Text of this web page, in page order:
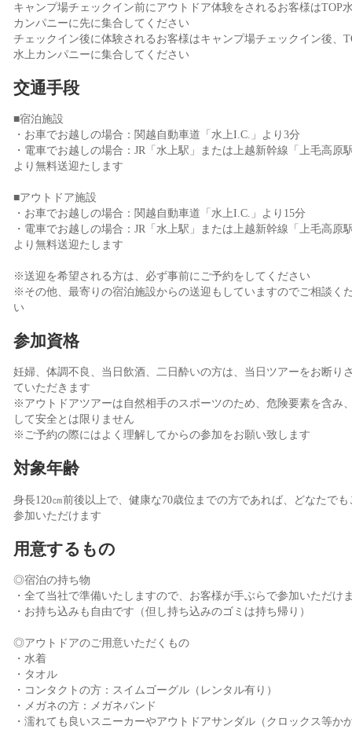
キャンプ場チェックイン前にアウトドア体験をされるお客様はTOP
カンパニーに先に集合してください
チェックイン後に体験されるお客様はキャンプ場チェックイン後、
水上カンパニーに集合してください
交通手段
■宿泊施設
・お車でお越しの場合：関越自動車道「水上I.C.」より3分
・電車でお越しの場合：JR「水上駅」または上越新幹線「上毛高原
より無料送迎たします
■アウトドア施設
・お車でお越しの場合：関越自動車道「水上I.C.」より15分
・電車でお越しの場合：JR「水上駅」または上越新幹線「上毛高原
より無料送迎たします
※送迎を希望される方は、必ず事前にご予約をしてください
※その他、最寄りの宿泊施設からの送迎もしていますのでご相談く
い
参加資格
妊婦、体調不良、当日飲酒、二日酔いの方は、当日ツアーをお断り
ていただきます
※アウトドアツアーは自然相手のスポーツのため、危険要素を含み
して安全とは限りません
※ご予約の際にはよく理解してからの参加をお願い致します
対象年齢
身長120㎝前後以上で、健康な70歳位までの方であれば、どなたでも
参加いただけます
用意するもの
◎宿泊の持ち物
・全て当社で準備いたしますので、お客様が手ぶらで参加いただけ
・お持ち込みも自由です（但し持ち込みのゴミは持ち帰り）
◎アウトドアのご用意いただくもの
・水着
・タオル
・コンタクトの方：スイムゴーグル（レンタル有り）
・メガネの方：メガネバンド
・濡れても良いスニーカーやアウトドアサンダル（クロックス等か